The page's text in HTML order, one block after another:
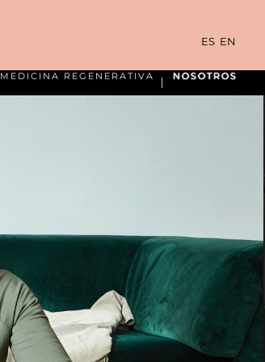
ES EN
MEDICINA REGENERATIVA NOSOTROS